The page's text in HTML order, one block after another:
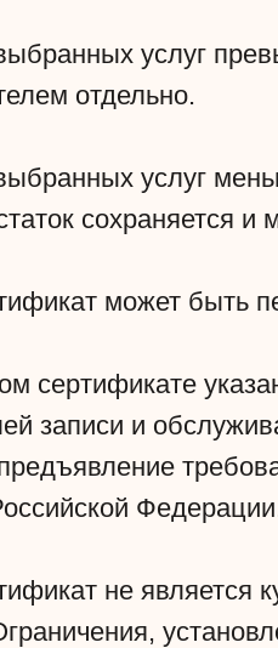
услуг
отдельно.
услуг
сохраняется
может быть
сертификате
записи и
не является